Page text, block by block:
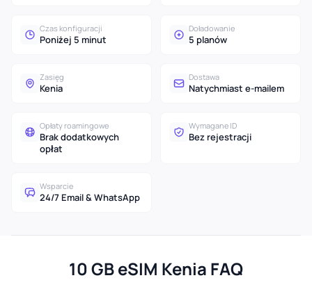
Czas konfiguracji
Poniżej 5 minut
Doładowanie
5 planów
Zasięg
Kenia
Dostawa
Natychmiast e-mailem
Opłaty roamingowe
Brak dodatkowych
opłat
Wymagane ID
Bez rejestracji
Wsparcie
24/7 Email & WhatsApp
10 GB eSIM Kenia FAQ